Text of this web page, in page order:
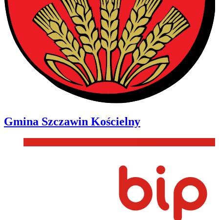
Gmina Szczawin Kościelny